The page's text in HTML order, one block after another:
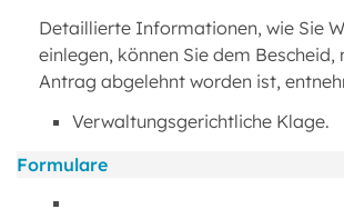
Detaillierte Informationen, wie Sie
einlegen, können Sie dem
Antrag abgelehnt worden ist,
Verwaltungsgerichtliche Klage.
Formulare